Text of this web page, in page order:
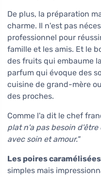
De plus, la préparation
charme. Il n'est pas
professionnel pour
famille et les amis. Et le
des fruits qui embaume
parfum qui évoque des
cuisine de grand-mère
des proches.
Comme l'a dit le chef
plat n'a pas besoin
avec soin et amour."
Les poires caramélisées
simples mais